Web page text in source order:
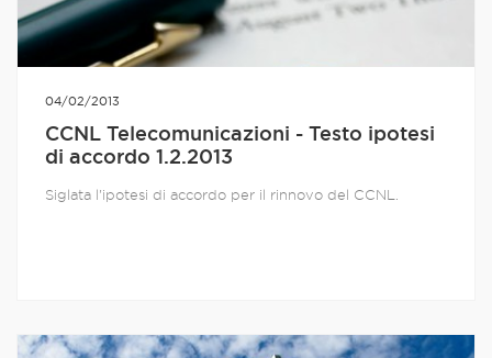
04/02/2013
CCNL Telecomunicazioni - Testo ipotesi
di accordo 1.2.2013
Siglata l'ipotesi di accordo per il rinnovo del CCNL.